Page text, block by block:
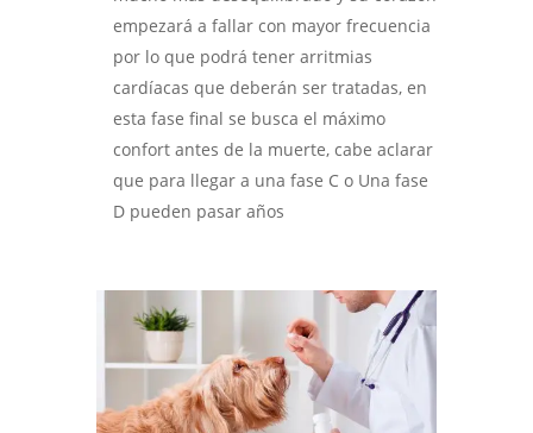
empezará a fallar con mayor frecuencia
por lo que podrá tener arritmias
cardíacas que deberán ser tratadas, en
esta fase final se busca el máximo
confort antes de la muerte, cabe aclarar
que para llegar a una fase C o Una fase
D pueden pasar años